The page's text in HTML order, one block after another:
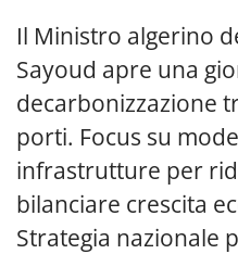
Il Ministro algerino
Sayoud apre una
decarbonizzazione
porti. Focus su
infrastrutture per
bilanciare crescita
Strategia nazionale